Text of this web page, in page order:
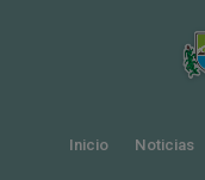
Inicio Noticias